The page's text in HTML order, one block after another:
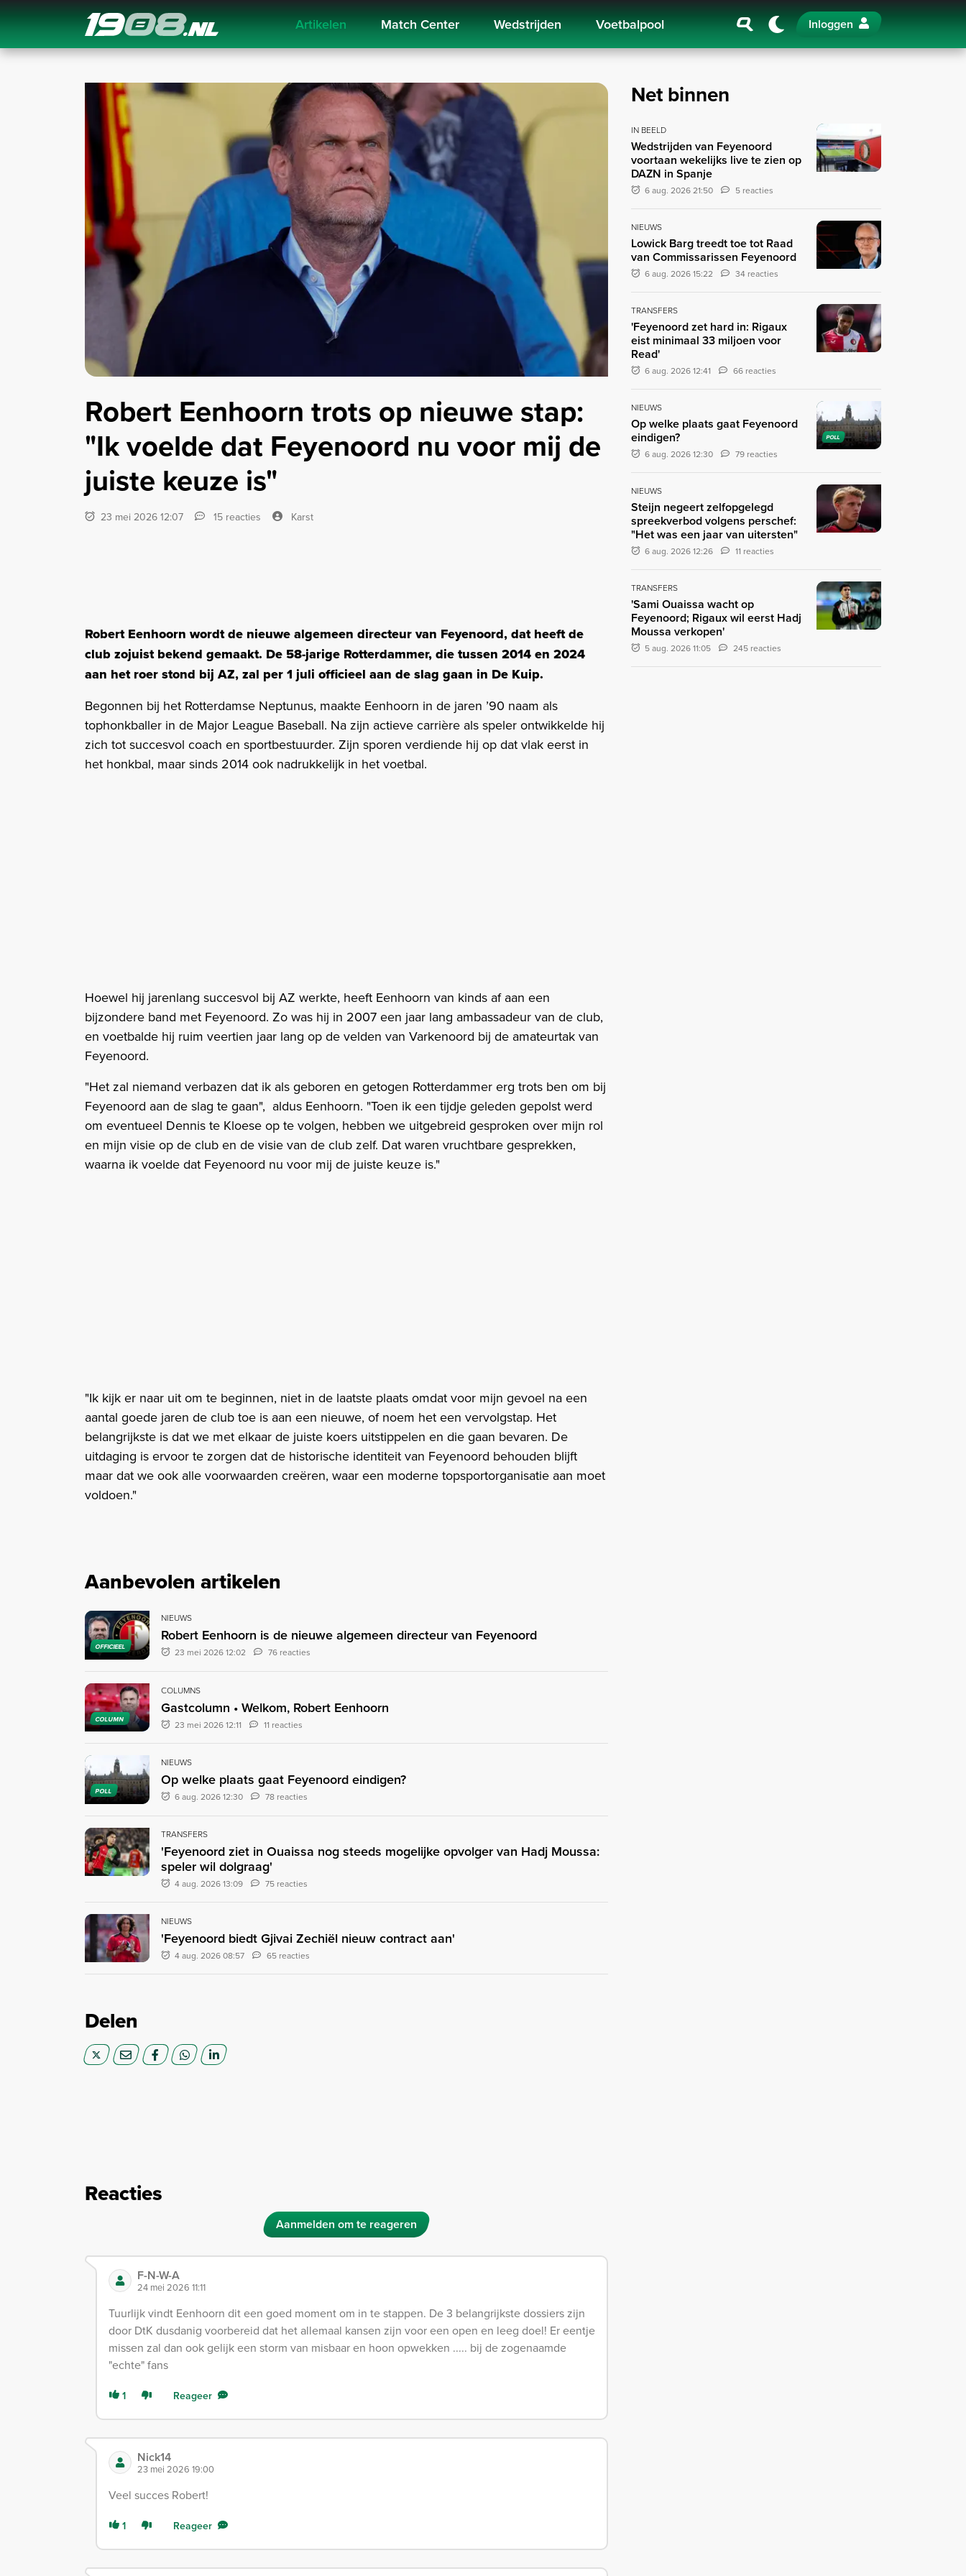
Navigation Artikelen Match Center Wedstrijden Voetbalpool Inloggen
Robert Eenhoorn trots op nieuwe stap:
"Ik voelde dat Feyenoord nu voor mij de
juiste keuze is"
23 mei 2026 12:07 15 reacties Karst
Robert Eenhoorn wordt de nieuwe algemeen directeur van Feyenoord, dat heeft de
club zojuist bekend gemaakt. De 58-jarige Rotterdammer, die tussen 2014 en 2024
aan het roer stond bij AZ, zal per 1 juli officieel aan de slag gaan in De Kuip.
Begonnen bij het Rotterdamse Neptunus, maakte Eenhoorn in de jaren ’90 naam als
tophonkballer in de Major League Baseball. Na zijn actieve carrière als speler ontwikkelde hij
zich tot succesvol coach en sportbestuurder. Zijn sporen verdiende hij op dat vlak eerst in
het honkbal, maar sinds 2014 ook nadrukkelijk in het voetbal.
Hoewel hij jarenlang succesvol bij AZ werkte, heeft Eenhoorn van kinds af aan een
bijzondere band met Feyenoord. Zo was hij in 2007 een jaar lang ambassadeur van de club,
en voetbalde hij ruim veertien jaar lang op de velden van Varkenoord bij de amateurtak van
Feyenoord.
"Het zal niemand verbazen dat ik als geboren en getogen Rotterdammer erg trots ben om bij
Feyenoord aan de slag te gaan", aldus Eenhoorn. "Toen ik een tijdje geleden gepolst werd
om eventueel Dennis te Kloese op te volgen, hebben we uitgebreid gesproken over mijn rol
en mijn visie op de club en de visie van de club zelf. Dat waren vruchtbare gesprekken,
waarna ik voelde dat Feyenoord nu voor mij de juiste keuze is."
"Ik kijk er naar uit om te beginnen, niet in de laatste plaats omdat voor mijn gevoel na een
aantal goede jaren de club toe is aan een nieuwe, of noem het een vervolgstap. Het
belangrijkste is dat we met elkaar de juiste koers uitstippelen en die gaan bevaren. De
uitdaging is ervoor te zorgen dat de historische identiteit van Feyenoord behouden blijft
maar dat we ook alle voorwaarden creëren, waar een moderne topsportorganisatie aan moet
voldoen."
Aanbevolen artikelen
OFFICIEEL
NIEUWS
Robert Eenhoorn is de nieuwe algemeen directeur van Feyenoord
23 mei 2026 12:02 76 reacties
COLUMN
COLUMNS
Gastcolumn • Welkom, Robert Eenhoorn
23 mei 2026 12:11 11 reacties
POLL
NIEUWS
Op welke plaats gaat Feyenoord eindigen?
6 aug. 2026 12:30 78 reacties
TRANSFERS
'Feyenoord ziet in Ouaissa nog steeds mogelijke opvolger van Hadj Moussa:
speler wil dolgraag'
4 aug. 2026 13:09 75 reacties
NIEUWS
'Feyenoord biedt Gjivai Zechiël nieuw contract aan'
4 aug. 2026 08:57 65 reacties
Delen
Reacties
Aanmelden om te reageren
F-N-W-A
24 mei 2026 11:11
Tuurlijk vindt Eenhoorn dit een goed moment om in te stappen. De 3 belangrijkste dossiers zijn
door DtK dusdanig voorbereid dat het allemaal kansen zijn voor een open en leeg doel! Er eentje
missen zal dan ook gelijk een storm van misbaar en hoon opwekken ..... bij de zogenaamde
"echte" fans
1 Reageer
Nick14
23 mei 2026 19:00
Veel succes Robert!
1 Reageer
Net binnen
IN BEELD
Wedstrijden van Feyenoord
voortaan wekelijks live te zien op
DAZN in Spanje
6 aug. 2026 21:50 5 reacties
NIEUWS
Lowick Barg treedt toe tot Raad
van Commissarissen Feyenoord
6 aug. 2026 15:22 34 reacties
TRANSFERS
'Feyenoord zet hard in: Rigaux
eist minimaal 33 miljoen voor
Read'
6 aug. 2026 12:41 66 reacties
POLL
NIEUWS
Op welke plaats gaat Feyenoord
eindigen?
6 aug. 2026 12:30 79 reacties
NIEUWS
Steijn negeert zelfopgelegd
spreekverbod volgens perschef:
"Het was een jaar van uitersten"
6 aug. 2026 12:26 11 reacties
TRANSFERS
'Sami Ouaissa wacht op
Feyenoord; Rigaux wil eerst Hadj
Moussa verkopen'
5 aug. 2026 11:05 245 reacties